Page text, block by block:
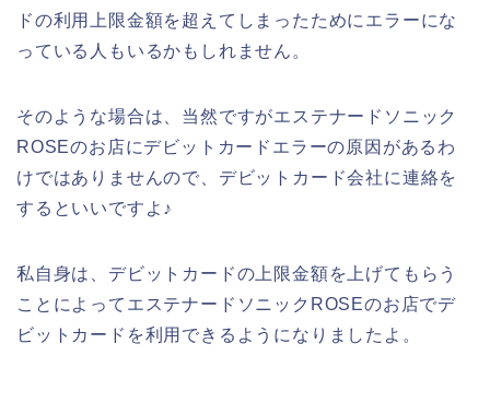
ドの利用上限金額を超えてしまったためにエラーにな
っている人もいるかもしれません。
そのような場合は、当然ですがエステナードソニック
ROSEのお店にデビットカードエラーの原因があるわ
けではありませんので、デビットカード会社に連絡を
するといいですよ♪
私自身は、デビットカードの上限金額を上げてもらう
ことによってエステナードソニックROSEのお店でデ
ビットカードを利用できるようになりましたよ。